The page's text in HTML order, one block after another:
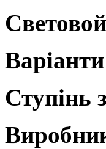
Ступінь